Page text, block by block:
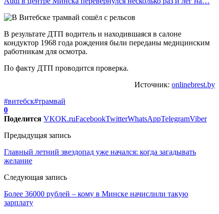
В результате ДТП водитель и находившаяся в салоне
кондуктор 1968 года рождения были переданы медицинским
работникам для осмотра.
По факту ДТП проводится проверка.
Источник: onlinebrest.by
#витебск#трамвай
0
Поделится VKOK.ruFacebookTwitterWhatsAppTelegramViber
Предыдущая запись
Главный летний звездопад уже начался: когда загадывать
желание
Следующая запись
Более 36000 рублей – кому в Минске начислили такую
зарплату